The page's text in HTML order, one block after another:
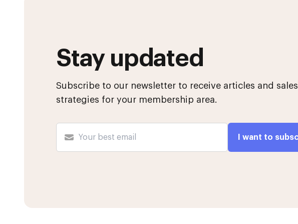
Stay updated
Subscribe to our newsletter to receive articles and sales
strategies for your membership area.